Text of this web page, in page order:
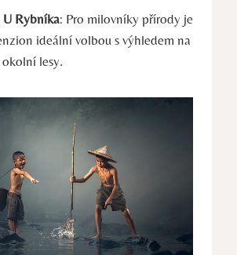
U Rybníka: Pro milovníky přírody je
ideální volbou s výhledem na
lesy.